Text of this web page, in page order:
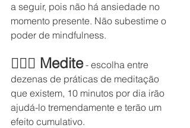
a seguir, pois não há ansiedade no
momento presente. Não subestime o
poder de mindfulness.
🧘🏽‍♂️ Medite - escolha entre
dezenas de práticas de meditação
que existem, 10 minutos por dia irão
ajudá-lo tremendamente e terão um
efeito cumulativo.